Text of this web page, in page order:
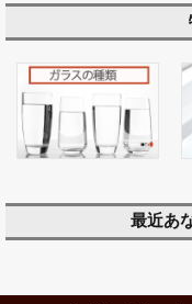
最近あ